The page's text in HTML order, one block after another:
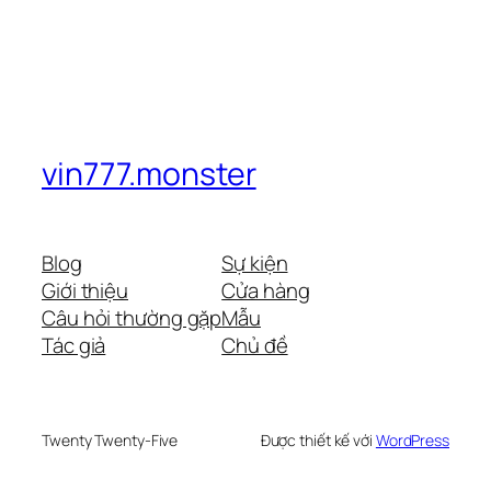
vin777.monster
Blog
Giới thiệu
Câu hỏi thường gặp
Tác giả
Sự kiện
Cửa hàng
Mẫu
Chủ đề
Twenty Twenty-Five Được thiết kế với WordPress